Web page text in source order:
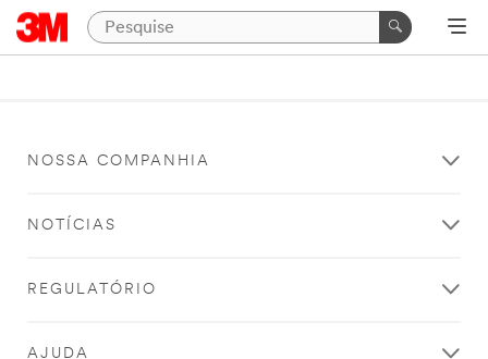
NOSSA COMPANHIA
NOTÍCIAS
REGULATÓRIO
AJUDA